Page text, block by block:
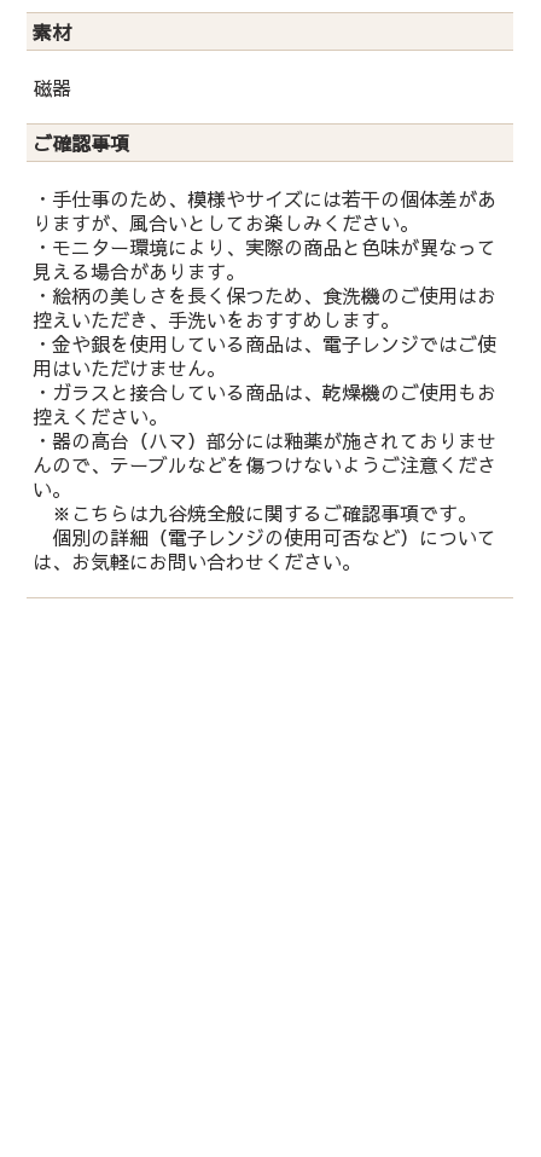
素材
磁器
ご確認事項
・手仕事のため、模様やサイズには若干の個体差があ
りますが、風合いとしてお楽しみください。
・モニター環境により、実際の商品と色味が異なって
見える場合があります。
・絵柄の美しさを長く保つため、食洗機のご使用はお
控えいただき、手洗いをおすすめします。
・金や銀を使用している商品は、電子レンジではご使
用はいただけません。
・ガラスと接合している商品は、乾燥機のご使用もお
控えください。
・器の高台（ハマ）部分には釉薬が施されておりませ
んので、テーブルなどを傷つけないようご注意くださ
い。
※こちらは九谷焼全般に関するご確認事項です。
個別の詳細（電子レンジの使用可否など）について
は、お気軽にお問い合わせください。